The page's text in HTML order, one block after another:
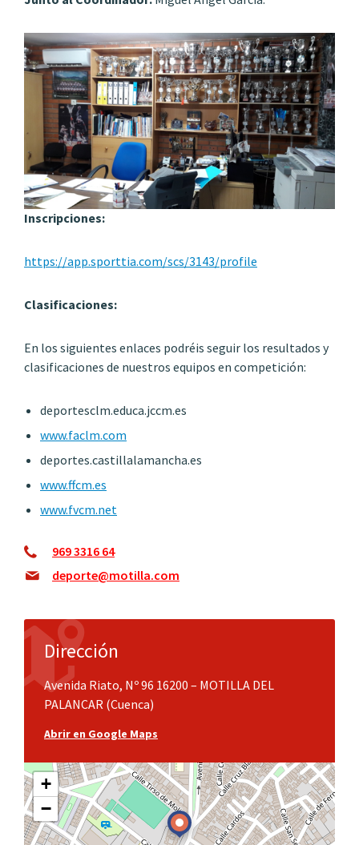
Inscripciones:
https://app.sporttia.com/scs/3143/profile
Clasificaciones:
En los siguientes enlaces podréis seguir los resultados y
clasificaciones de nuestros equipos en competición:
deportesclm.educa.jccm.es
www.faclm.com
deportes.castillalamancha.es
www.ffcm.es
www.fvcm.net
969 3316 64
deporte@motilla.com
Dirección
Avenida Riato, Nº 96 16200 – MOTILLA DEL
PALANCAR (Cuenca)
Abrir en Google Maps
+
−